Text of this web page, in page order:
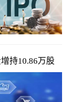
持10.86万股